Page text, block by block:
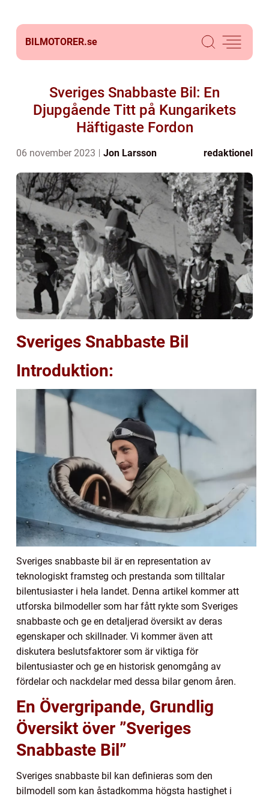
BILMOTORER.se
Sveriges Snabbaste Bil: En
Djupgående Titt på Kungarikets
Häftigaste Fordon
06 november 2023 Jon Larsson redaktionel
Sveriges Snabbaste Bil
Introduktion:
Sveriges snabbaste bil är en representation av
teknologiskt framsteg och prestanda som tilltalar
bilentusiaster i hela landet. Denna artikel kommer att
utforska bilmodeller som har fått rykte som Sveriges
snabbaste och ge en detaljerad översikt av deras
egenskaper och skillnader. Vi kommer även att
diskutera beslutsfaktorer som är viktiga för
bilentusiaster och ge en historisk genomgång av
fördelar och nackdelar med dessa bilar genom åren.
En Övergripande, Grundlig
Översikt över ”Sveriges
Snabbaste Bil”
Sveriges snabbaste bil kan definieras som den
bilmodell som kan åstadkomma högsta hastighet i